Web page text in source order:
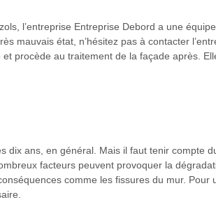
l’entreprise Entreprise Debord a une
mauvais état, n’hésitez pas à contacter
procède au traitement de la façade après.
dix ans, en général. Mais il faut tenir compte
facteurs peuvent provoquer la
comme les fissures du mur. Pour